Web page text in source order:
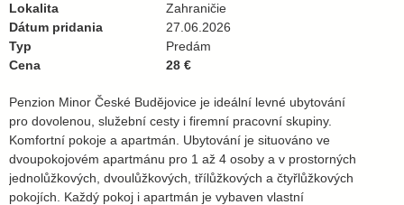
Lokalita
Zahraničie
Dátum pridania
27.06.2026
Typ
Predám
Cena
28 €
Penzion Minor České Budějovice je ideální levné ubytování
pro dovolenou, služební cesty i firemní pracovní skupiny.
Komfortní pokoje a apartmán. Ubytování je situováno ve
dvoupokojovém apartmánu pro 1 až 4 osoby a v prostorných
jednolůžkových, dvoulůžkových, třílůžkových a čtyřlůžkových
pokojích. Každý pokoj i apartmán je vybaven vlastní